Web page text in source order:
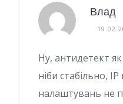
Влад
Ну, антидетект
ніби стабільно,
налаштувань не